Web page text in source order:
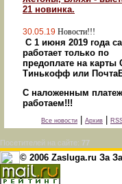
21 новинка.
30.05.19 Новости!!!
С 1 июня 2019 года
работает только по
предоплате на карты
Тинькофф или
С наложенным
работаем!!!
Все новости Архив
Посетителей на сайте: 77
© 2006 Zasluga.ru За